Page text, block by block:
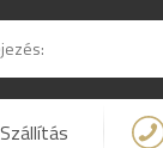
Szállítás